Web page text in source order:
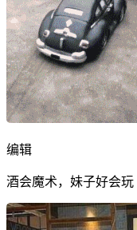
编辑
酒会魔术，妹子好会玩